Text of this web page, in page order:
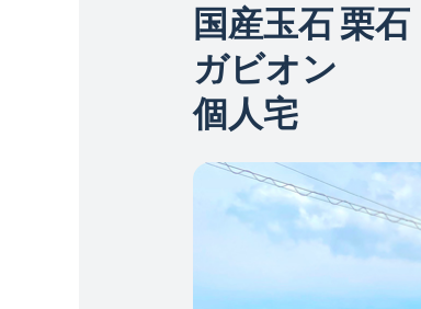
国産玉石 栗石
ガビオン
個人宅